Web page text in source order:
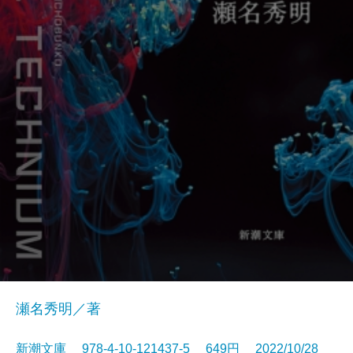
瀬名秀明／著
新潮文庫 978-4-10-121437-5 649円 2022/10/28